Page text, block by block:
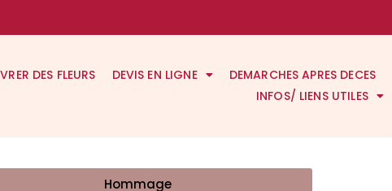
DES FLEURS DEVIS EN LIGNE
DEMARCHES APRES DECES
INFOS/ LIENS UTILES
Hommage